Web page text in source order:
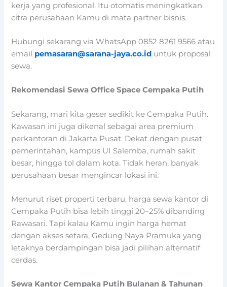
kerja yang profesional. Itu otomatis meningkatkan
citra perusahaan Kamu di mata partner bisnis.
Hubungi sekarang via WhatsApp 0852 8261 9566 atau
email pemasaran@sarana-jaya.co.id untuk proposal
sewa.
Rekomendasi Sewa Office Space Cempaka Putih
Sekarang, mari kita geser sedikit ke Cempaka Putih.
Kawasan ini juga dikenal sebagai area premium
perkantoran di Jakarta Pusat. Dekat dengan pusat
pemerintahan, kampus UI Salemba, rumah sakit
besar, hingga tol dalam kota. Tidak heran, banyak
perusahaan besar mengincar lokasi ini.
Menurut riset properti terbaru, harga sewa kantor di
Cempaka Putih bisa lebih tinggi 20–25% dibanding
Rawasari. Tapi kalau Kamu ingin harga hemat
dengan akses setara, Gedung Naya Pramuka yang
letaknya berdampingan bisa jadi pilihan alternatif
cerdas.
Sewa Kantor Cempaka Putih Bulanan & Tahunan